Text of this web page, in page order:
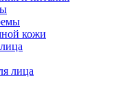
кожи
лица